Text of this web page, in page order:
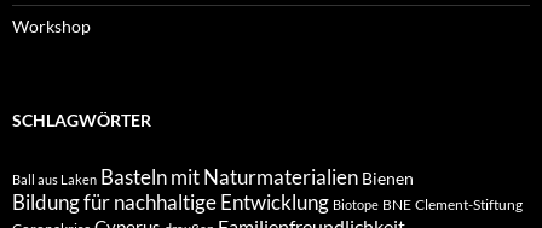
Workshop
SCHLAGWÖRTER
Ball aus Laken Basteln mit Naturmaterialien Bienen
Bildung für nachhaltige Entwicklung Biotope BNE Clement-Stiftung